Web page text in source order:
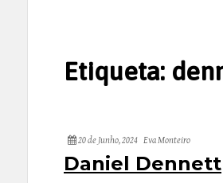
Etiqueta:
20 de Junho, 2024 Eva Monteiro
Daniel Dennett